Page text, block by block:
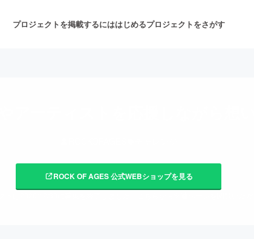
プロジェクトを掲載するにははじめるプロジェクトをさがす
ゲーム・サービス開発 フード・飲食店
ROCK OF AGES 公式WEBショップを見る